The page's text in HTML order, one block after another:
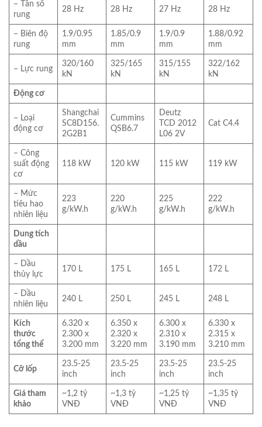
– Tần số
rung
28 Hz 28 Hz 27 Hz 28 Hz
– Biên độ
rung
1.9/0.95
mm
1.85/0.9
mm
1.9/0.9
mm
1.88/0.92
mm
– Lực rung
320/160
kN
325/165
kN
315/155
kN
322/162
kN
Động cơ
– Loại
động cơ
Shangchai
SC8D156.
2G2B1
Cummins
QSB6.7
Deutz
TCD 2012
L06 2V
Cat C4.4
– Công
suất động
cơ
118 kW 120 kW 115 kW 119 kW
– Mức
tiêu hao
nhiên liệu
223
g/kW.h
220
g/kW.h
225
g/kW.h
222
g/kW.h
Dung tích
dầu
– Dầu
thủy lực
170 L 175 L 165 L 172 L
– Dầu
nhiên liệu
240 L 250 L 245 L 248 L
Kích
thước
tổng thể
6.320 x
2.300 x
3.200 mm
6.350 x
2.320 x
3.220 mm
6.300 x
2.310 x
3.190 mm
6.330 x
2.315 x
3.210 mm
Cỡ lốp
23.5-25
inch
23.5-25
inch
23.5-25
inch
23.5-25
inch
Giá tham
khảo
~1,2 tỷ
VNĐ
~1,3 tỷ
VNĐ
~1,25 tỷ
VNĐ
~1,35 tỷ
VNĐ